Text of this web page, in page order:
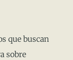
que buscan
sobre